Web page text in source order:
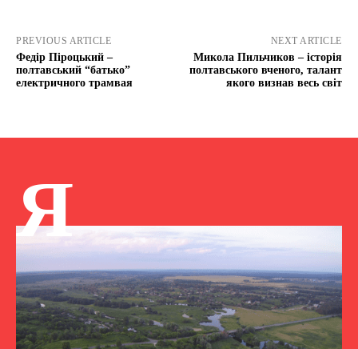
PREVIOUS ARTICLE
Федір Піроцький –
полтавський “батько”
електричного трамвая
NEXT ARTICLE
Микола Пильчиков – історія
полтавського вченого, талант
якого визнав весь світ
Я